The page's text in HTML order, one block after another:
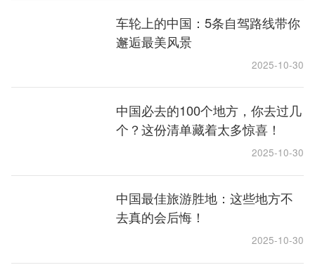
车轮上的中国：5条自驾路线带你
邂逅最美风景
2025-10-30
中国必去的100个地方，你去过几
个？这份清单藏着太多惊喜！
2025-10-30
中国最佳旅游胜地：这些地方不
去真的会后悔！
2025-10-30